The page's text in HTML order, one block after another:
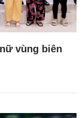
vùng biên